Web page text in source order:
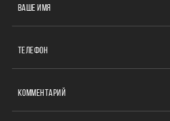
ВАШЕ ИМЯ
ТЕЛЕФОН
КОММЕНТАРИЙ